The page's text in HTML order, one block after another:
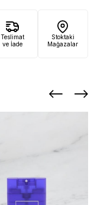
Teslimat
ve İade
Stoktaki
Mağazalar